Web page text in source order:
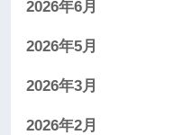
2026年6月
2026年5月
2026年3月
2026年2月